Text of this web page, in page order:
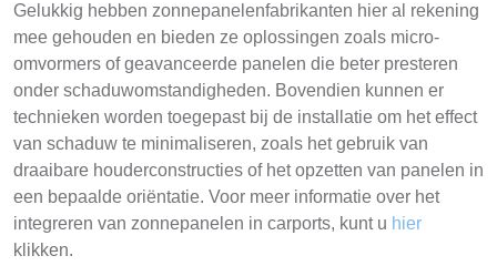
Gelukkig hebben zonnepanelenfabrikanten hier al rekening
mee gehouden en bieden ze oplossingen zoals micro-
omvormers of geavanceerde panelen die beter presteren
onder schaduwomstandigheden. Bovendien kunnen er
technieken worden toegepast bij de installatie om het effect
van schaduw te minimaliseren, zoals het gebruik van
draaibare houderconstructies of het opzetten van panelen in
een bepaalde oriëntatie. Voor meer informatie over het
integreren van zonnepanelen in carports, kunt u hier
klikken.